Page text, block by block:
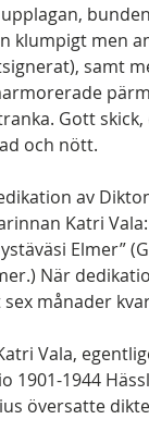
klumpigt men
samt
Gott
och nött.
av
Katri
Elmer”
När
sex månader
Vala,
1901-1944
översatte